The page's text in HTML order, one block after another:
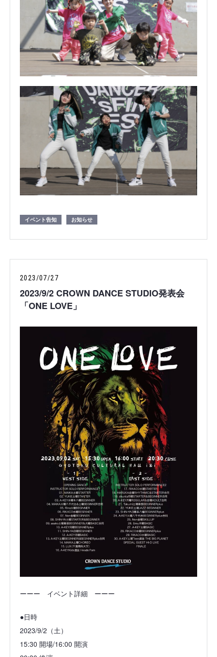
イベント告知 お知らせ
2023/07/27
2023/9/2 CROWN DANCE STUDIO発表会
「ONE LOVE」
ーーー イベント詳細 ーーー
●日時
2023/9/2（土）
15:30 開場/16:00 開演